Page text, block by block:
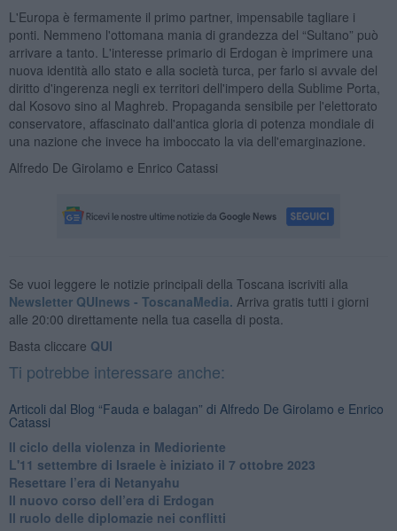
L'Europa è fermamente il primo partner, impensabile tagliare i
ponti. Nemmeno l'ottomana mania di grandezza del “Sultano” può
arrivare a tanto. L'interesse primario di Erdogan è imprimere una
nuova identità allo stato e alla società turca, per farlo si avvale del
diritto d'ingerenza negli ex territori dell'impero della Sublime Porta,
dal Kosovo sino al Maghreb. Propaganda sensibile per l'elettorato
conservatore, affascinato dall'antica gloria di potenza mondiale di
una nazione che invece ha imboccato la via dell'emarginazione.
Alfredo De Girolamo e Enrico Catassi
Se vuoi leggere le notizie principali della Toscana iscriviti alla
Newsletter QUInews - ToscanaMedia. Arriva gratis tutti i giorni
alle 20:00 direttamente nella tua casella di posta.
Basta cliccare QUI
Ti potrebbe interessare anche:
Articoli dal Blog “Fauda e balagan” di Alfredo De Girolamo e Enrico
Catassi
Il ciclo della violenza in Medioriente
L'11 settembre di Israele è iniziato il 7 ottobre 2023
Resettare l’era di Netanyahu
​Il nuovo corso dell’era di Erdogan
Il ruolo delle diplomazie nei conflitti